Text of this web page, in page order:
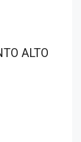
ALTO